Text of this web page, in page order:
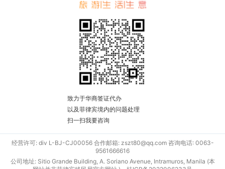
致力于华商签证代办
以及菲律宾境内的问题处理
扫一扫我要咨询
经营许可: div L-BJ-CJ00056 合作邮箱: zszt80@qq.com 咨询电话: 0063-
9561666616
公司地址: Sitio Grande Building, A. Soriano Avenue, Intramuros, Manila (本